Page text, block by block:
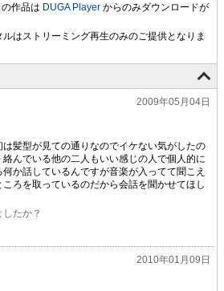
作品は DUGA Player からのみダウンロードが
2009年05月04日
髪型が見ての通りなのでイケない気がしたの
んでいる他の二人もいい感じの人で個人的に
か話しているんですが音楽が入ってて聞こえ
ろを取っているのだから会話を聞かせてほし
たか？
2010年01月09日